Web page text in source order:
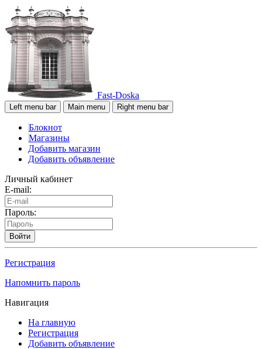
Fast-Doska
Left menu bar Main menu Right menu bar
Блокнот
Магазины
Добавить магазин
Добавить объявление
Личный кабинет
E-mail:
Пароль:
Войти
Регистрация
Напомнить пароль
Навигация
На главную
Регистрация
Добавить объявление